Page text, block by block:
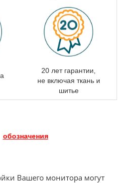
20 лет гарантии,
не включая ткань и
шитье
обозначения
Вашего монитора могут